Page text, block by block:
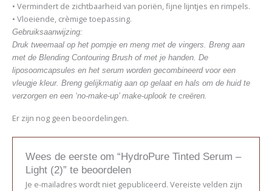
• Vermindert de zichtbaarheid van poriën, fijne lijntjes en rimpels.
• Vloeiende, crèmige toepassing.
Gebruiksaanwijzing:
Druk tweemaal op het pompje en meng met de vingers. Breng aan
met de Blending Contouring Brush of met je handen. De
liposoomcapsules en het serum worden gecombineerd voor een
vleugje kleur. Breng gelijkmatig aan op gelaat en hals om de huid te
verzorgen en een ‘no-make-up’ make-uplook te creëren.
Er zijn nog geen beoordelingen.
Wees de eerste om “HydroPure Tinted Serum –
Light (2)” te beoordelen
Je e-mailadres wordt niet gepubliceerd. Vereiste velden zijn